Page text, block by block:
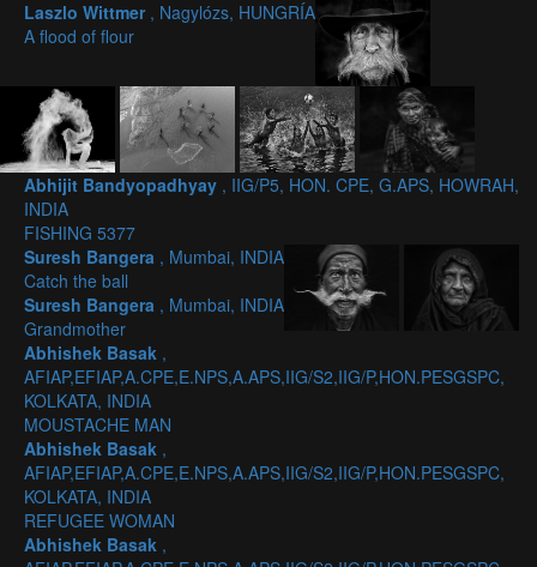
Laszlo Wittmer , Nagylózs, HUNGRÍA
A flood of flour
Abhijit Bandyopadhyay , IIG/P5, HON. CPE, G.APS, HOWRAH,
INDIA
FISHING 5377
Suresh Bangera , Mumbai, INDIA
Catch the ball
Suresh Bangera , Mumbai, INDIA
Grandmother
Abhishek Basak ,
AFIAP,EFIAP,A.CPE,E.NPS,A.APS,IIG/S2,IIG/P,HON.PESGSPC,
KOLKATA, INDIA
MOUSTACHE MAN
Abhishek Basak ,
AFIAP,EFIAP,A.CPE,E.NPS,A.APS,IIG/S2,IIG/P,HON.PESGSPC,
KOLKATA, INDIA
REFUGEE WOMAN
Abhishek Basak ,